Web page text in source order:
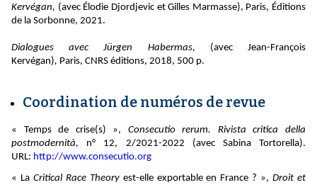
Kervégan, (avec Élodie Djordjevic et Gilles Marmasse), Paris, Éditions
de la Sorbonne, 2021.
Dialogues avec Jürgen Habermas, (avec Jean-François
Kervégan), Paris, CNRS éditions, 2018, 500 p.
Coordination de numéros de revue
« Temps de crise(s) », Consecutio rerum. Rivista critica della
postmodernità, n° 12, 2/2021-2022 (avec Sabina Tortorella).
URL: http://www.consecutio.org
« La Critical Race Theoryest-elle exportable en France ? »,Droit et